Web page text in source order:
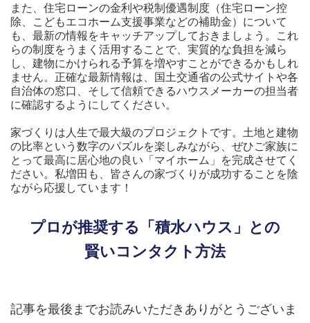
また、住宅ローンの金利や税制優遇制度（住宅ローン控
除、こどもエコホーム支援事業などの補助金）について
も、最新の情報をキャッチアップしておきましょう。これ
らの制度をうまく活用することで、実質的な負担を減ら
し、建物にかけられる予算を増やすことができるかもしれ
ません。正確な最新情報は、国土交通省の公式サイトや各
自治体の窓口、そして信頼できるハウスメーカーの担当者
に確認するようにしてください。
家づくりは人生で最大級のプロジェクトです。土地と建物
の比率という数字のパズルを楽しみながら、ぜひご家族に
とって最高に居心地の良い「マイホーム」を完成させてく
ださい。私増田も、皆さんの家づくりが成功することを陰
ながら応援しています！
プロが推奨する「積水ハウス」との
賢いコンタクト方法
記事を最後までお読みいただきありがとうございま